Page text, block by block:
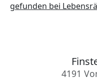
gefunden bei
4191